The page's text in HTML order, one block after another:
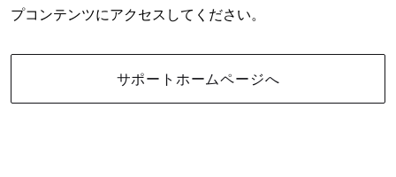
プコンテンツにアクセスしてください。
サポートホームページへ